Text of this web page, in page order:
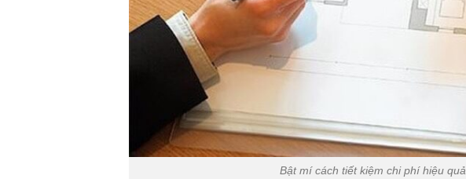
Bật mí cách tiết kiệm chi phí hiệu